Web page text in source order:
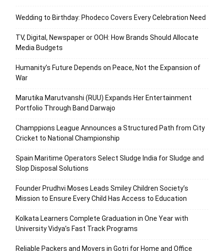
Wedding to Birthday: Phodeco Covers Every Celebration Need
TV, Digital, Newspaper or OOH: How Brands Should Allocate
Media Budgets
Humanity’s Future Depends on Peace, Not the Expansion of
War
Marutika Marutvanshi (RUU) Expands Her Entertainment
Portfolio Through Band Darwajo
Champpions League Announces a Structured Path from City
Cricket to National Championship
Spain Maritime Operators Select Sludge India for Sludge and
Slop Disposal Solutions
Founder Prudhvi Moses Leads Smiley Children Society’s
Mission to Ensure Every Child Has Access to Education
Kolkata Learners Complete Graduation in One Year with
University Vidya’s Fast Track Programs
Reliable Packers and Movers in Gotri for Home and Office